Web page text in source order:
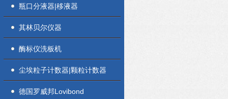
瓶口分液器|移液器
其林贝尔仪器
酶标仪洗板机
尘埃粒子计数器|颗粒计数器
德国罗威邦Lovibond